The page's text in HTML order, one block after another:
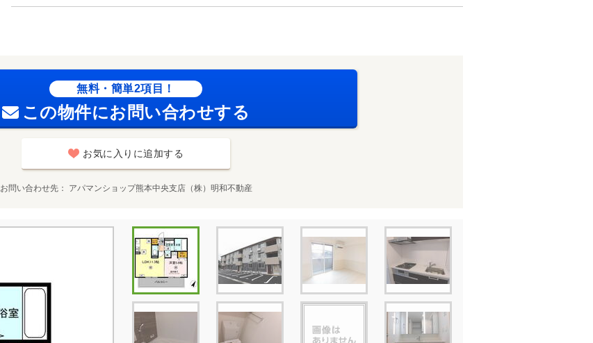
無料・簡単2項目！
この物件にお問い合わせする
お気に入りに追加する
お問い合わせ先 アパマンショップ熊本中央支店（株）明和不動産